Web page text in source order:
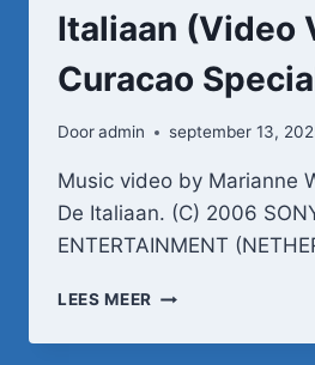
Italiaan (Video
Curacao
Dooradmin september 13,
Music video by Marianne
De Italiaan. (C) 2006
ENTERTAINMENT
LEES MEER MARIANNE
–